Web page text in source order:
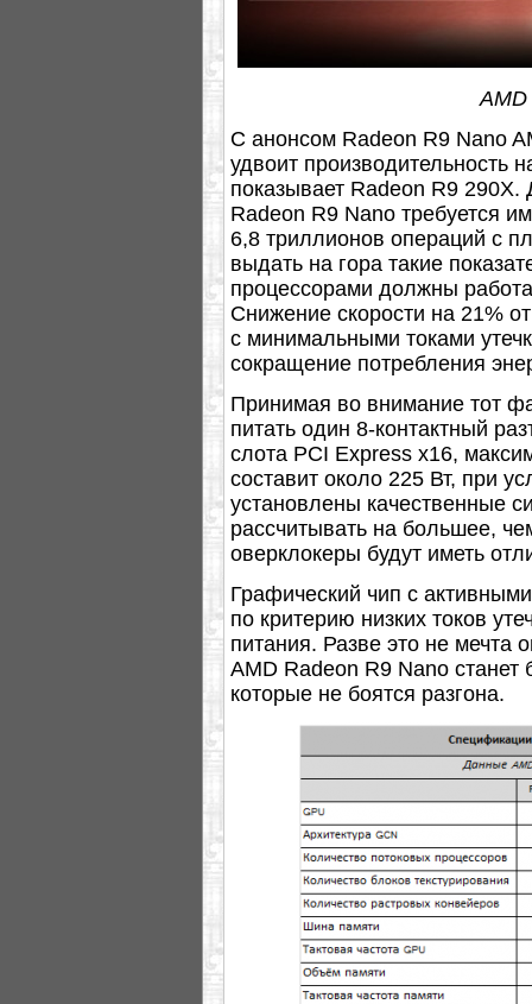
AMD
С анонсом Radeon R9 Nano
удвоит производительность
показывает Radeon R9 290X.
Radeon R9 Nano требуется
6,8 триллионов операций с
выдать на гора такие
процессорами должны
Снижение скорости на 21%
с минимальными токами
сокращение потребления
Принимая во внимание тот
питать один 8-контактный
слота PCI Express x16,
составит около 225 Вт, при
установлены качественные
рассчитывать на большее,
оверклокеры будут иметь
Графический чип с
по критерию низких токов
питания. Разве это не мечта
AMD Radeon R9 Nano станет
которые не боятся разгона.